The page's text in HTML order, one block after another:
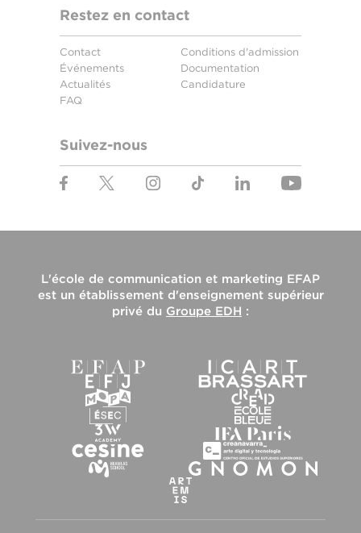
Restez en contact
Contact
Événements
Actualités
FAQ
Conditions d'admission
Documentation
Candidature
Suivez-nous
L'école de communication et marketing EFAP
est un établissement d'enseignement supérieur
privé du Groupe EDH :